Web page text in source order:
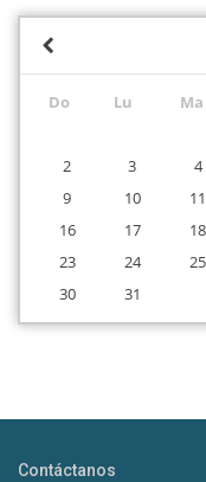
Do Lu Ma
2
3 4
9
10 11
16
17 18
23
24 25
30
31
Contáctanos